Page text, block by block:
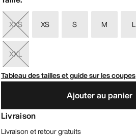
XXS XS S M L
XXL
Tableau des tailles et guide sur les coupes
Ajouter au panier
Livraison
Livraison et retour gratuits